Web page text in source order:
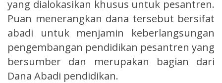
yang dialokasikan khusus untuk pesantren.
Puan menerangkan dana tersebut bersifat
abadi untuk menjamin keberlangsungan
pengembangan pendidikan pesantren yang
bersumber dan merupakan bagian dari
Dana Abadi pendidikan.